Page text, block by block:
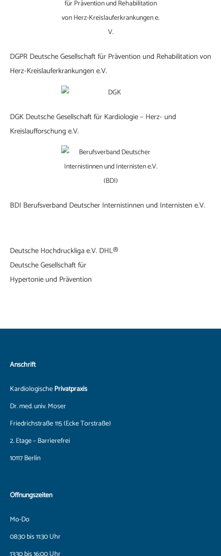
DGPR Deutsche Gesellschaft für Prävention und Rehabilitation von
Herz-Kreislauferkrankungen e.V.
DGK Deutsche Gesellschaft für Kardiologie – Herz- und
Kreislaufforschung e.V.
BDI Berufsverband Deutscher Internistinnen und Internisten e.V.
Deutsche Hochdruckliga e.V. DHL®
Deutsche Gesellschaft für
Hypertonie und Prävention
Anschrift
KardiologischePrivatpraxis
Dr. med. univ. Moser
Friedrichstraße 115 (Ecke Torstraße)
2. Etage – Barrierefrei
10117 Berlin
Öffnungszeiten
Mo-Do
08:30 bis 11:30 Uhr